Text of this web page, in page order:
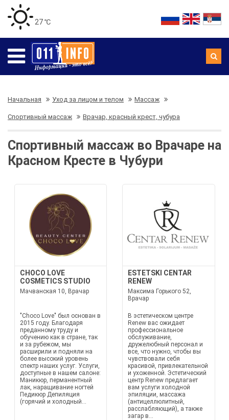
27 ℃
Начальная Уход за лицом и телом Массаж
Спортивный массаж Врачар, красный крест, чубура
Спортивный массаж во Врачаре на
Красном Кресте в Чубури
CHOCO LOVE
COSMETICS STUDIO
Мачванская 10, Врачар
"Choco Love" был основан в
2015 году. Благодаря
преданному труду и
обучению как в стране, так
и за рубежом, мы
расширили и подняли на
более высокий уровень
спектр наших услуг. Услуги,
доступные в нашем салоне:
Маникюр, перманентный
лак, наращивание ногтей
Педикюр Депиляция
(горячий и холодный...
ESTETSKI CENTAR
RENEW
Максима Горького 52,
Врачар
В эстетическом центре
Renew вас ожидает
профессиональное
обслуживание,
дружелюбный персонал и
все, что нужно, чтобы вы
чувствовали себя
красивой, привлекательной
и ухоженной. Эстетический
центр Renew предлагает
вам услуги холодной
эпиляции, массажа
(антицеллюлитный,
расслабляющий), а также
загар в...